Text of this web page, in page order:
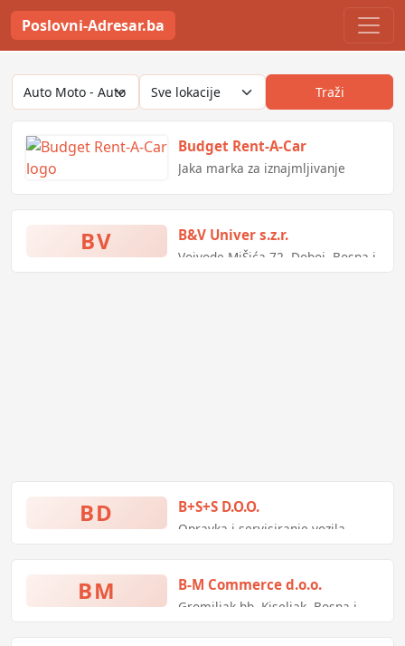
Poslovni-Adresar.ba
Traži
Budget Rent-A-Car
Jaka marka za iznajmljivanje
usluge. Naša globalna mreža
sada uključuje više od 3.400
BV B&V Univer s.z.r.
Vojvode MiŠića 72, Doboj, Bosna i
BD B+S+S D.O.O.
Opravka i servisiranje vozila
BM B-M Commerce d.o.o.
Gromiljak bb, Kiseljak, Bosna i